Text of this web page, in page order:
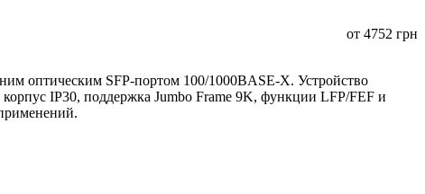
от 4752 грн
оптическим SFP-портом 100/1000BASE-X. Устройство
IP30, поддержка Jumbo Frame 9K, функции LFP/FEF и